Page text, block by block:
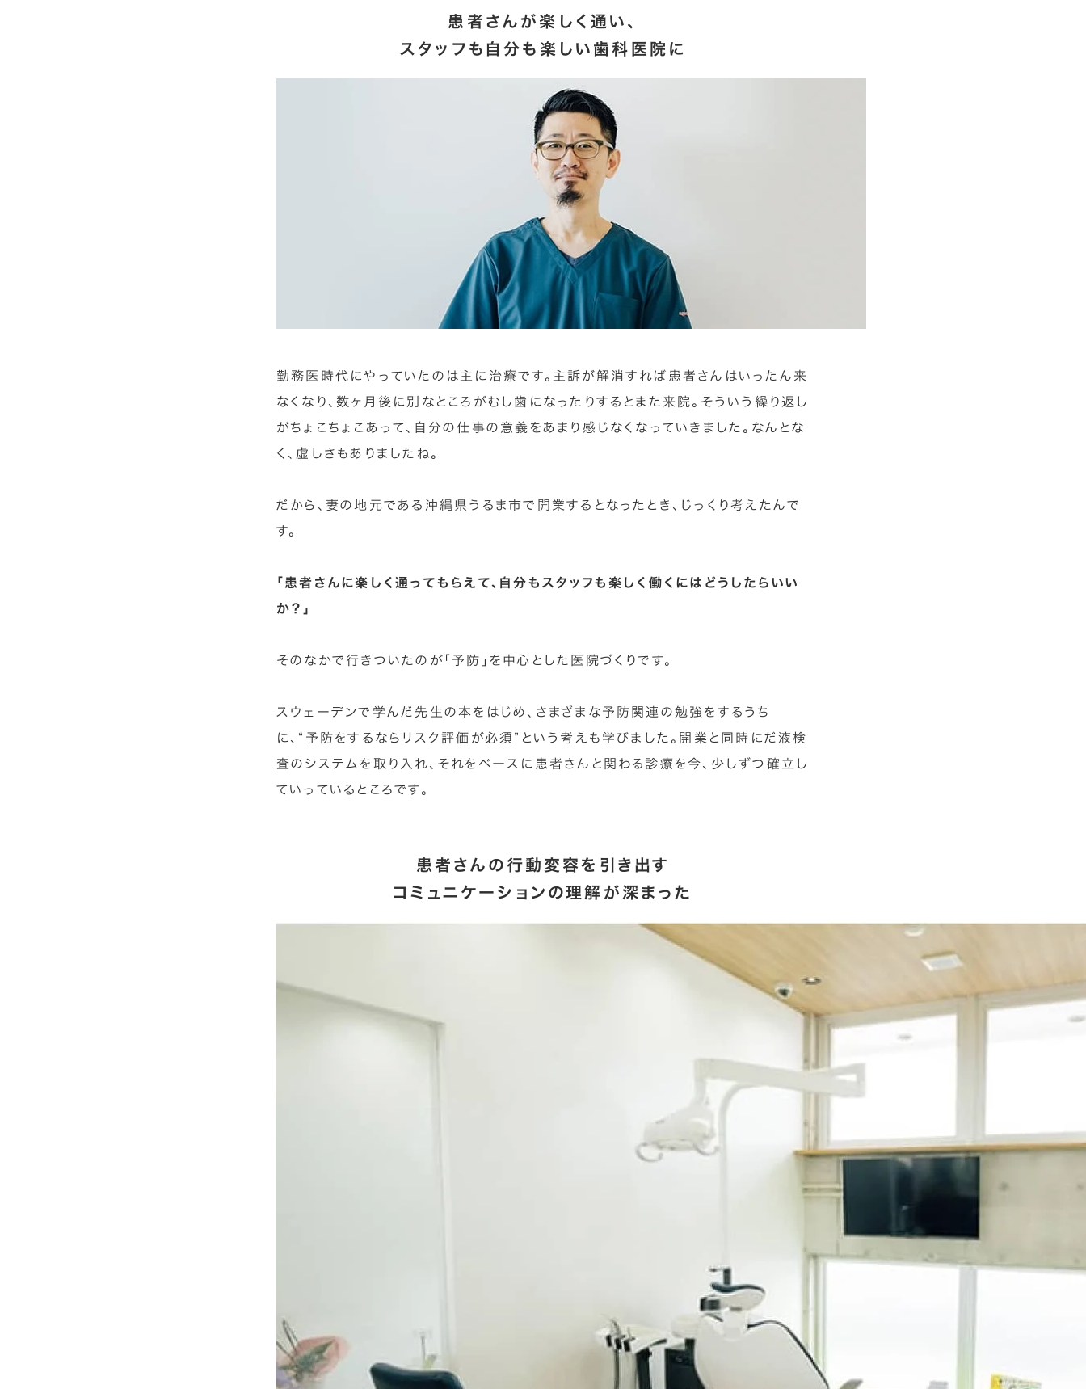
患者さんが楽しく通い、
スタッフも自分も楽しい歯科医院に
勤務医時代にやっていたのは主に治療です。主訴が解消すれば患者さんはいったん来
なくなり、数ヶ月後に別なところがむし歯になったりするとまた来院。そういう繰り返し
がちょこちょこあって、自分の仕事の意義をあまり感じなくなっていきました。なんとな
く、虚しさもありましたね。
だから、妻の地元である沖縄県うるま市で開業するとなったとき、じっくり考えたんで
す。
「患者さんに楽しく通ってもらえて、自分もスタッフも楽しく働くにはどうしたらいい
か？」
そのなかで行きついたのが「予防」を中心とした医院づくりです。
スウェーデンで学んだ先生の本をはじめ、さまざまな予防関連の勉強をするうち
に、“予防をするならリスク評価が必須”という考えも学びました。開業と同時にだ液検
査のシステムを取り入れ、それをベースに患者さんと関わる診療を今、少しずつ確立し
ていっているところです。
患者さんの行動変容を引き出す
コミュニケーションの理解が深まった